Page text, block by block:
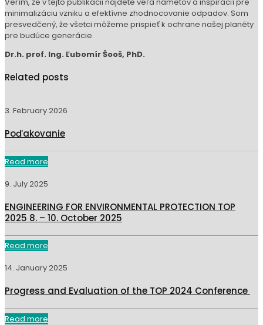
minimalizáciu vzniku a efektívne zhodnocovanie odpadov. Som
presvedčený, že všetci môžeme prispieť k ochrane našej planéty
pre budúce generácie.
Dr.h. prof. Ing. Ľubomír Šooš, PhD.
Related posts
3. February 2026
Poďakovanie
Read more
9. July 2025
ENGINEERING FOR ENVIRONMENTAL PROTECTION TOP
2025 8. – 10. October 2025
Read more
14. January 2025
Progress and Evaluation of the TOP 2024 Conference
Read more